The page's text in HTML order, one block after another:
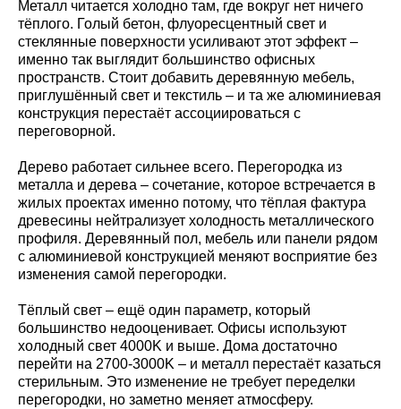
Металл читается холодно там, где вокруг нет ничего
тёплого. Голый бетон, флуоресцентный свет и
стеклянные поверхности усиливают этот эффект –
именно так выглядит большинство офисных
пространств. Стоит добавить деревянную мебель,
приглушённый свет и текстиль – и та же алюминиевая
конструкция перестаёт ассоциироваться с
переговорной.
Дерево работает сильнее всего. Перегородка из
металла и дерева – сочетание, которое встречается в
жилых проектах именно потому, что тёплая фактура
древесины нейтрализует холодность металлического
профиля. Деревянный пол, мебель или панели рядом
с алюминиевой конструкцией меняют восприятие без
изменения самой перегородки.
Тёплый свет – ещё один параметр, который
большинство недооценивает. Офисы используют
холодный свет 4000K и выше. Дома достаточно
перейти на 2700-3000K – и металл перестаёт казаться
стерильным. Это изменение не требует переделки
перегородки, но заметно меняет атмосферу.